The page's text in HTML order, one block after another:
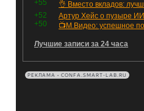
+55
+52
Артур Хейс о пузыре ИИ
+50
Лучшие записи за 24 часа
РЕКЛАМА • CONFA.SMART-LAB.RU